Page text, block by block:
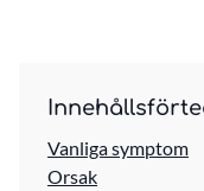
Vanliga symptom
Orsak